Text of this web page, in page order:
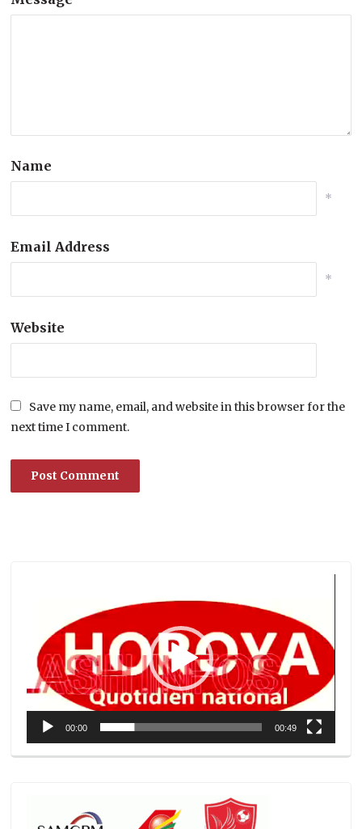
Name
*
Email Address
*
Website
Save my name, email, and website in this browser for the
next time I comment.
00:00 00:49